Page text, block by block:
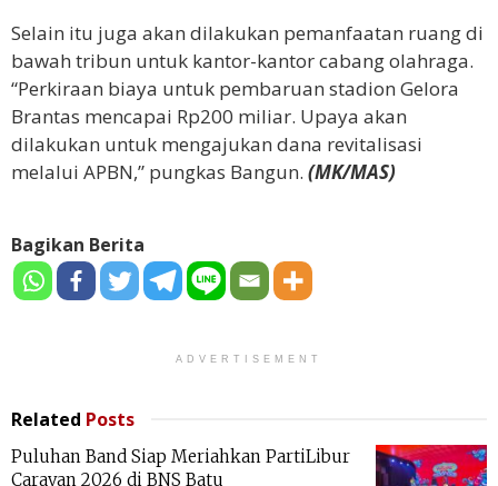
Selain itu juga akan dilakukan pemanfaatan ruang di
bawah tribun untuk kantor-kantor cabang olahraga.
“Perkiraan biaya untuk pembaruan stadion Gelora
Brantas mencapai Rp200 miliar. Upaya akan
dilakukan untuk mengajukan dana revitalisasi
melalui APBN,” pungkas Bangun. (MK/MAS)
Bagikan Berita
ADVERTISEMENT
Related Posts
Puluhan Band Siap Meriahkan PartiLibur
Caravan 2026 di BNS Batu